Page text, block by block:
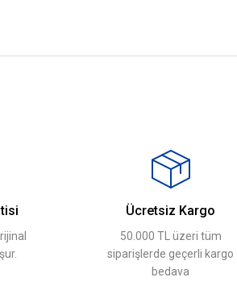
Ücretsiz Kargo
50.000 TL üzeri tüm
siparişlerde geçerli kargo
bedava